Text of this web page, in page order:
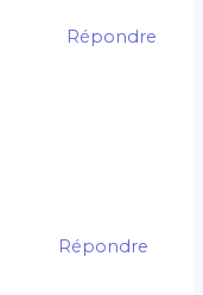
Répondre
Répondre